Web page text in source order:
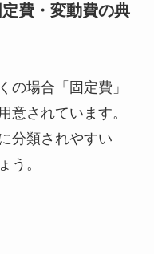
費・変動費の典
の場合「固定費」
意されています。
分類されやすい
う。